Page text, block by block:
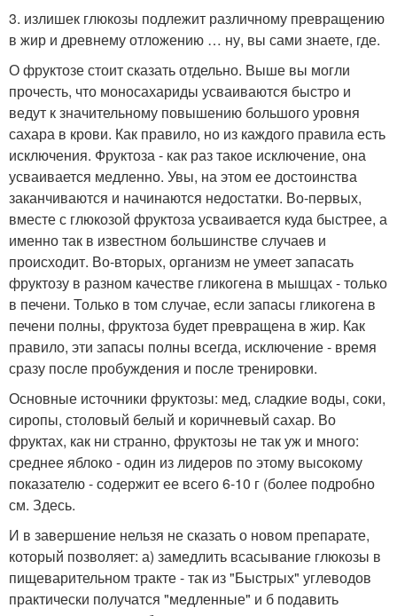
3. излишек глюкозы подлежит различному превращению
в жир и древнему отложению … ну, вы сами знаете, где.
О фруктозе стоит сказать отдельно. Выше вы могли
прочесть, что моносахариды усваиваются быстро и
ведут к значительному повышению большого уровня
сахара в крови. Как правило, но из каждого правила есть
исключения. Фруктоза - как раз такое исключение, она
усваивается медленно. Увы, на этом ее достоинства
заканчиваются и начинаются недостатки. Во-первых,
вместе с глюкозой фруктоза усваивается куда быстрее, а
именно так в известном большинстве случаев и
происходит. Во-вторых, организм не умеет запасать
фруктозу в разном качестве гликогена в мышцах - только
в печени. Только в том случае, если запасы гликогена в
печени полны, фруктоза будет превращена в жир. Как
правило, эти запасы полны всегда, исключение - время
сразу после пробуждения и после тренировки.
Основные источники фруктозы: мед, сладкие воды, соки,
сиропы, столовый белый и коричневый сахар. Во
фруктах, как ни странно, фруктозы не так уж и много:
среднее яблоко - один из лидеров по этому высокому
показателю - содержит ее всего 6-10 г (более подробно
см. Здесь.
И в завершение нельзя не сказать о новом препарате,
который позволяет: а) замедлить всасывание глюкозы в
пищеварительном тракте - так из "Быстрых" углеводов
практически получатся "медленные" и б подавить